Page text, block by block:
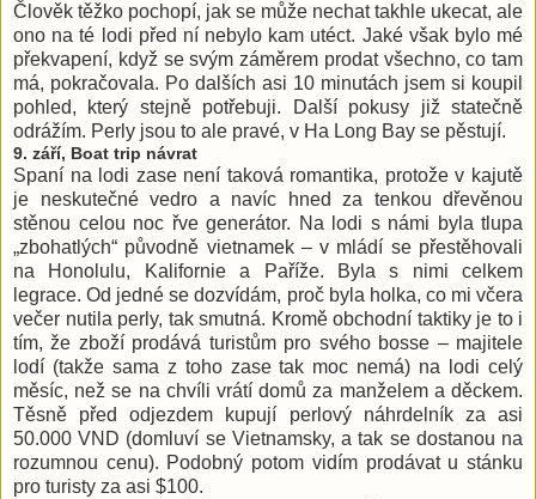
Člověk těžko pochopí, jak se může nechat takhle ukecat, ale
ono na té lodi před ní nebylo kam utéct. Jaké však bylo mé
překvapení, když se svým záměrem prodat všechno, co tam
má, pokračovala. Po dalších asi 10 minutách jsem si koupil
pohled, který stejně potřebuji. Další pokusy již statečně
odrážím. Perly jsou to ale pravé, v Ha Long Bay se pěstují.
9. září, Boat trip návrat
Spaní na lodi zase není taková romantika, protože v kajutě
je neskutečné vedro a navíc hned za tenkou dřevěnou
stěnou celou noc řve generátor. Na lodi s námi byla tlupa
„zbohatlých“ původně vietnamek – v mládí se přestěhovali
na Honolulu, Kalifornie a Paříže. Byla s nimi celkem
legrace. Od jedné se dozvídám, proč byla holka, co mi včera
večer nutila perly, tak smutná. Kromě obchodní taktiky je to i
tím, že zboží prodává turistům pro svého bosse – majitele
lodí (takže sama z toho zase tak moc nemá) na lodi celý
měsíc, než se na chvíli vrátí domů za manželem a děckem.
Těsně před odjezdem kupují perlový náhrdelník za asi
50.000 VND (domluví se Vietnamsky, a tak se dostanou na
rozumnou cenu). Podobný potom vidím prodávat u stánku
pro turisty za asi $100.